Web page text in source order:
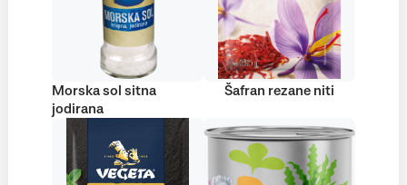
Morska sol sitna
jodirana
Šafran rezane niti